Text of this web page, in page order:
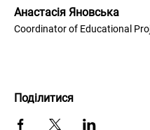
Анастасія Яновська
Coordinator of Educational
Поділитися